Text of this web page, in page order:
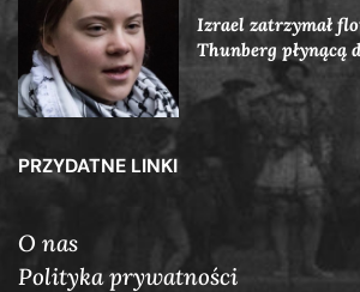
Izrael zatrzymał
Thunberg płynącą
PRZYDATNE LINKI
O nas
Polityka prywatności